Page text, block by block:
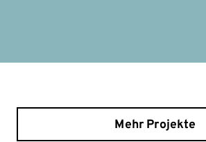
Mehr Projekte